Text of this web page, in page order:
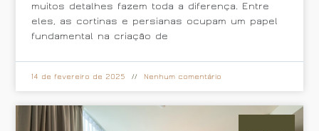
muitos detalhes fazem toda a diferença. Entre
eles, as cortinas e persianas ocupam um papel
fundamental na criação de
14 de fevereiro de 2025 Nenhum comentário